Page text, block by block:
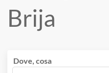
Brija
Dove, cosa